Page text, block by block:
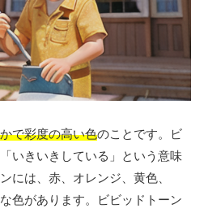
で彩度の高い色のことです。ビ
いきいきしている」という意味
には、赤、オレンジ、黄色、
色があります。ビビッドトーン